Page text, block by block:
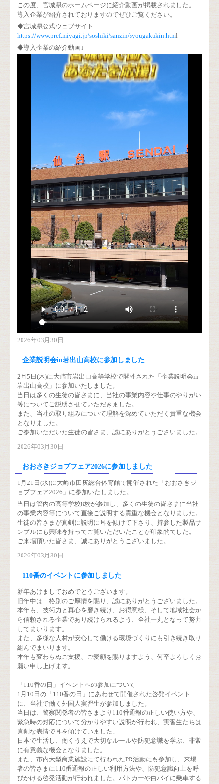
この度、宮城県のホームページに紹介動画が掲載されました。
導入企業が紹介されておりますのでぜひご覧ください。
◆宮城県公式ウェブサイト
https://www.pref.miyagi.jp/soshiki/sanzin/syougakukin.html
◆導入企業の紹介動画↓
2026年03月30日
企業説明会in岩出山高校に参加しました
2月5日(木)に大崎市岩出山高等学校で開催された「企業説明会in
岩出山高校」に参加いたしました。
当日は多くの生徒の皆さまに、当社の事業内容や仕事のやりがい
等についてご説明させていただきました。
また、当社の取り組みについて理解を深めていただく貴重な機会
となりました。
ご参加いただいた生徒の皆さま、誠にありがとうございました。
2026年03月30日
おおさきジョブフェア2026に参加しました
1月21日(水)に大崎市田尻総合体育館で開催された「おおさきジ
ョブフェア2026」に参加いたしました。
当日は管内の高等学校8校が参加し、多くの生徒の皆さまに当社
の事業内容等について直接ご説明する貴重な機会となりました。
生徒の皆さまが真剣に説明に耳を傾けて下さり、持参した製品サ
ンプルにも興味を持ってご覧いただいたことが印象的でした。
ご来場頂いた皆さま、誠にありがとうございました。
2026年03月30日
110番のイベントに参加しました
新年あけましておめでとうございます。
旧年中は、格別のご厚情を賜り、誠にありがとうございました。
本年も、技術力と真心を磨き続け、お得意様、そして地域社会か
ら信頼される企業であり続けられるよう、全社一丸となって努力
してまいります。
また、多様な人材が安心して働ける環境づくりにも引き続き取り
組んでまいります。
本年も変わらぬご支援、ご愛顧を賜りますよう、何卒よろしくお
願い申し上げます。
「110番の日」イベントへの参加について
1月10日の「110番の日」にあわせて開催された啓発イベント
に、当社で働く外国人実習生が参加しました。
当日は、警察関係者の皆さまより110番通報の正しい使い方や、
緊急時の対応について分かりやすい説明が行われ、実習生たちは
真剣な表情で耳を傾けていました。
日本で生活し、働くうえで大切なルールや防犯意識を学ぶ、非常
に有意義な機会となりました。
また、市内大型商業施設にて行われたPR活動にも参加し、来場
者の皆さまに110番通報の正しい利用方法や、防犯意識向上を呼
びかける啓発活動が行われました。パトカーや白バイに乗車する